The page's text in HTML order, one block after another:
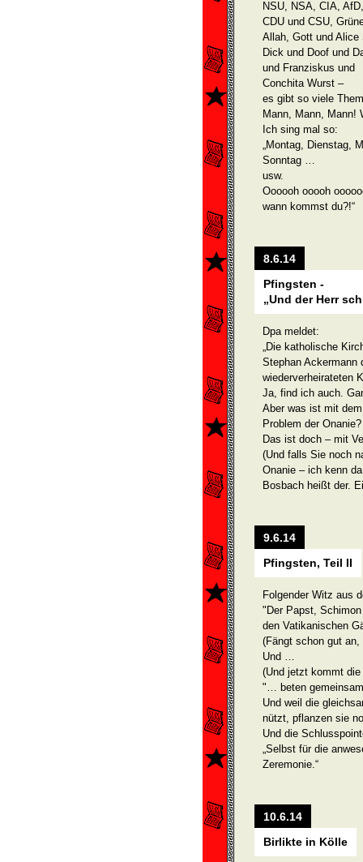
NSU, NSA, CIA,
CDU und CSU,
Allah, Gott und Alice
Dick und Doof und
und Franziskus und
Conchita Wurst –
es gibt so viele
Mann, Mann, Mann!
Ich sing mal so:
„Montag, Dienstag,
Sonntag …
usw.
Oooooh ooooh
wann kommst du?!“
8.6.14
Pfingsten -
„Und der Herr
Dpa meldet:
„Die katholische
Stephan Ackermann
wiederverheirateten
Ja, find ich auch.
Aber was ist mit
Problem der Onanie?
Das ist doch – mit
(Und falls Sie noch
Onanie – ich kenn
Bosbach heißt der.
9.6.14
Pfingsten, Teil II
Folgender Witz aus
"Der Papst,
den Vatikanischen
(Fängt schon gut an,
Und …
(Und jetzt kommt
"… beten
Und weil die
nützt, pflanzen sie
Und die
„Selbst für die
Zeremonie.“
10.6.14
Birlikte in Kölle